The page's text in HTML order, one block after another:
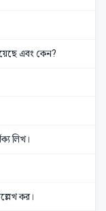
এবং কেন?
লিখ।
কর।